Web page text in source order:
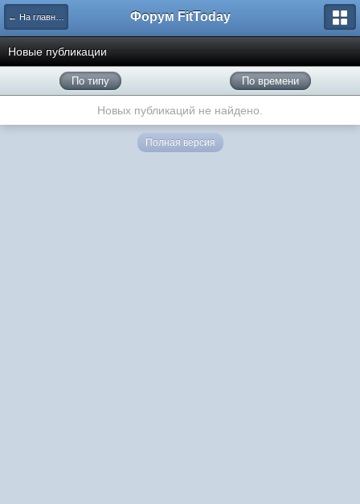
← На главную Форум FitToday
Новые публикации
По типу По времени
Новых публикаций не найдено.
Полная версия